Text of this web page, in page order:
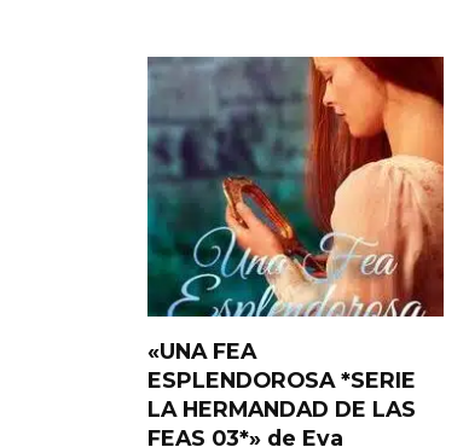
«UNA FEA
ESPLENDOROSA *SERIE
LA HERMANDAD DE LAS
FEAS 03*» de Eva